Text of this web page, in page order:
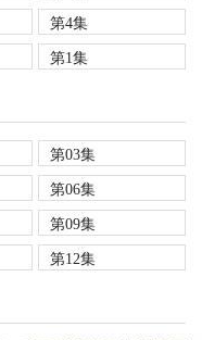
第4集
第1集
第03集
第06集
第09集
第12集